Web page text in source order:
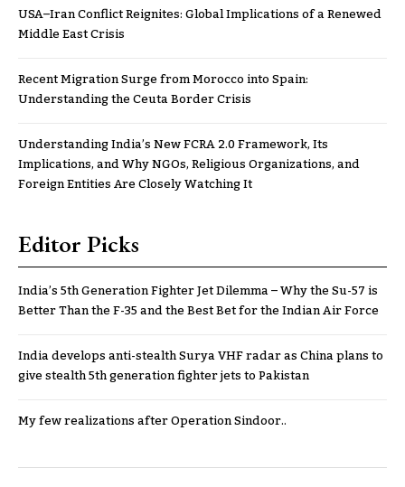
USA–Iran Conflict Reignites: Global Implications of a Renewed
Middle East Crisis
Recent Migration Surge from Morocco into Spain:
Understanding the Ceuta Border Crisis
Understanding India’s New FCRA 2.0 Framework, Its
Implications, and Why NGOs, Religious Organizations, and
Foreign Entities Are Closely Watching It
Editor Picks
India’s 5th Generation Fighter Jet Dilemma – Why the Su-57 is
Better Than the F-35 and the Best Bet for the Indian Air Force
India develops anti-stealth Surya VHF radar as China plans to
give stealth 5th generation fighter jets to Pakistan
My few realizations after Operation Sindoor..